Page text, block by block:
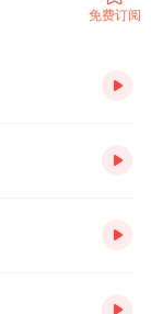
免费订阅